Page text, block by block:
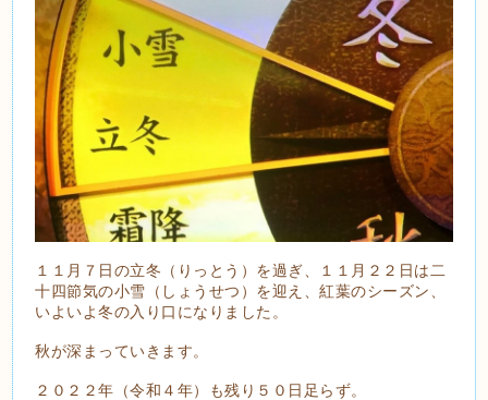
１１月７日の立冬（りっとう）を過ぎ、１１月２２日は二
十四節気の小雪（しょうせつ）を迎え、紅葉のシーズン、
いよいよ冬の入り口になりました。
秋が深まっていきます。
２０２２年（令和４年）も残り５０日足らず。